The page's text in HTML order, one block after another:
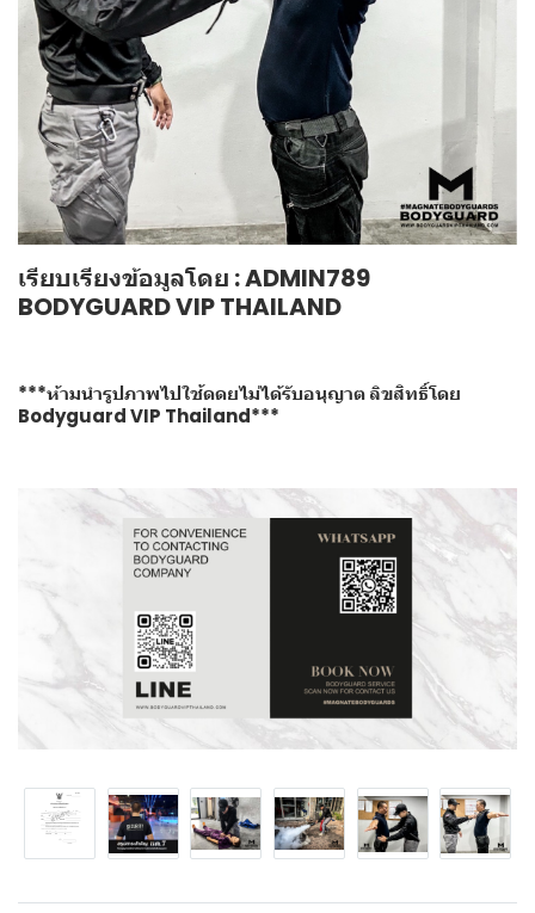
เรียบเรียงข้อมูลโดย : ADMIN789
BODYGUARD VIP THAILAND
***ห้ามนำรูปภาพไปใช้ดดยไม่ได้รับอนุญาต ลิขสิทธิ์โดย
Bodyguard VIP Thailand***